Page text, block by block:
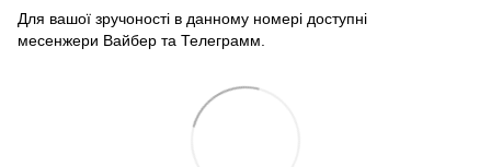
Для вашої зручоності в данному номері доступні
месенжери Вайбер та Телеграмм.